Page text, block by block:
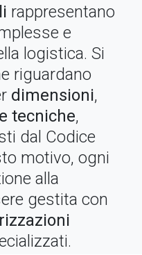
rappresentano
e
logistica. Si
riguardano
dimensioni,
tecniche,
dal Codice
motivo, ogni
alla
gestita con